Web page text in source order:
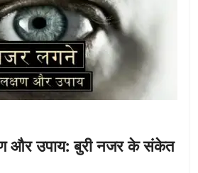
और उपाय: बुरी नजर के संकेत